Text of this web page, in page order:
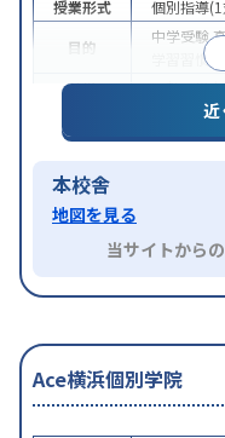
授業形式
個別指導
目的
中学受験
学習習慣
特徴
入塾に学
近
本校舎
地図を見る
当サイトから
Ace横浜個別学院